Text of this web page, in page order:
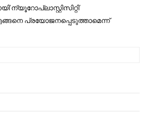
പ്രയോജനപ്പെടുത്താമെന്ന്